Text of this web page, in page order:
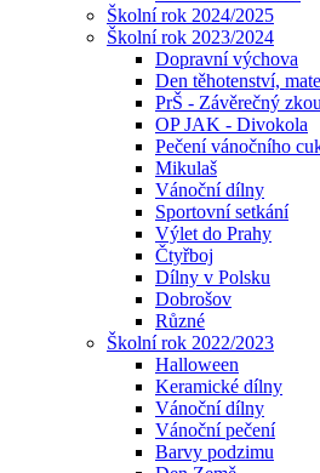
Školní rok 2024/2025
Školní rok 2023/2024
Dopravní výchova
Den těhotenství,
PrŠ - Závěrečný
OP JAK - Divokola
Pečení vánočního
Mikulaš
Vánoční dílny
Sportovní setkání
Výlet do Prahy
Čtyřboj
Dílny v Polsku
Dobrošov
Různé
Školní rok 2022/2023
Halloween
Keramické dílny
Vánoční dílny
Vánoční pečení
Barvy podzimu